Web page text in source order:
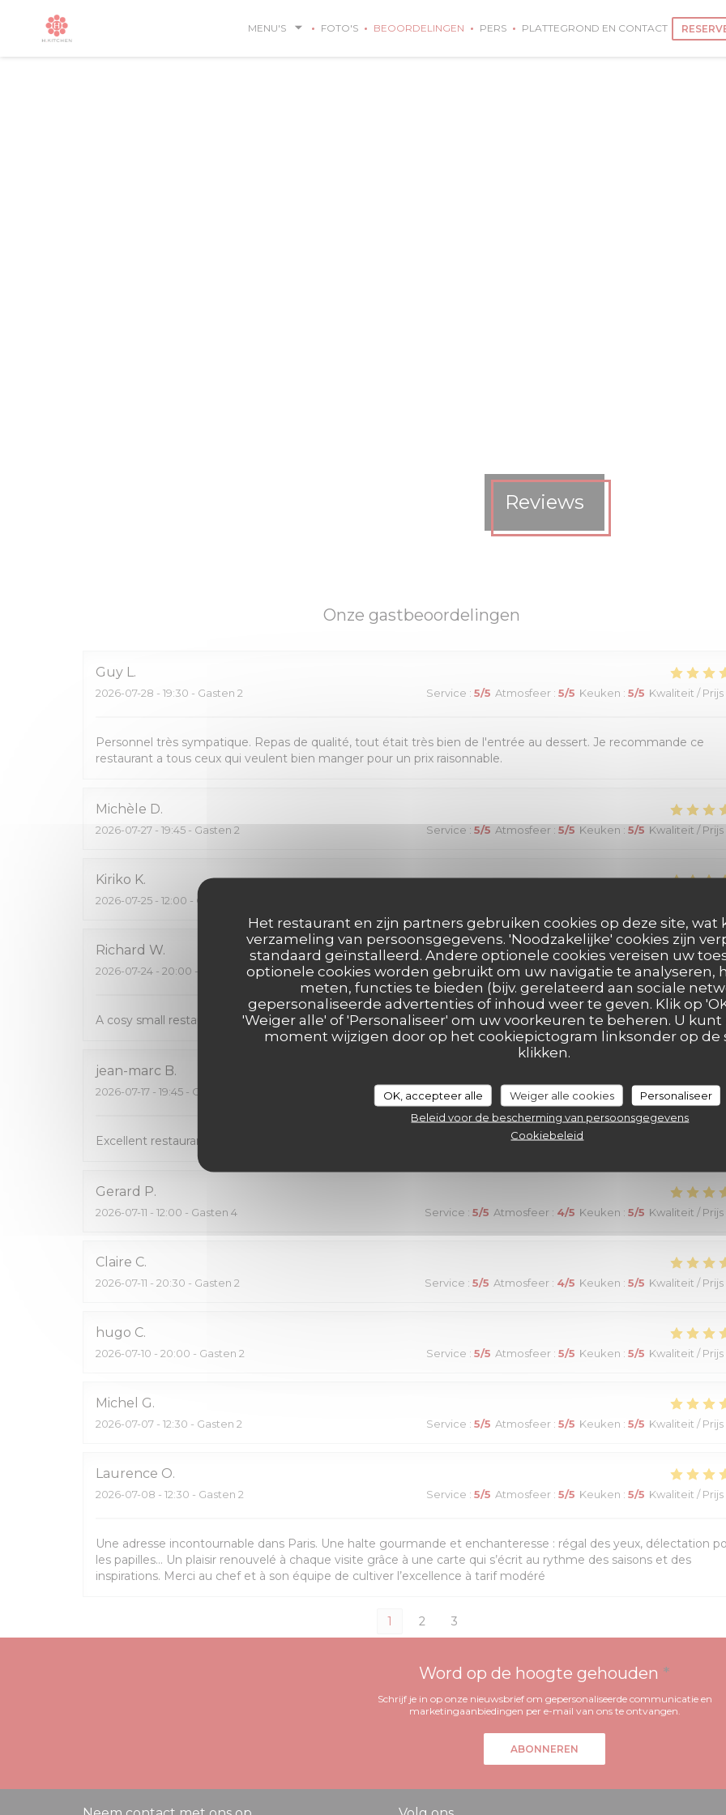
Het restaurant en zijn partners gebruiken cookies op deze site, wat
verzameling van persoonsgegevens. 'Noodzakelijke' cookies zijn
standaard geïnstalleerd. Andere optionele cookies vereisen uw
optionele cookies worden gebruikt om uw navigatie te analyseren,
meten, functies te bieden (bijv. gerelateerd aan sociale
gepersonaliseerde advertenties of inhoud weer te geven. Klik op
'Weiger alle' of 'Personaliseer' om uw voorkeuren te beheren. U
moment wijzigen door op het cookiepictogram linksonder op de
klikken.
OK, accepteer alle Weiger alle cookies
Personaliseer
Beleid voor de bescherming van persoonsgegevens
Cookiebeleid
MENU'S FOTO'S BEOORDELINGEN PERS PLATTEGROND EN CONTACT
Reviews
Onze gastbeoordelingen
Guy L
2026-07-28 - 19:30 - Gasten 2 Service : 5/5 Atmosfeer : 5/5 Keuken : 5/5 Kwaliteit / Prijs
Personnel très sympatique. Repas de qualité, tout était très bien de l'entrée au dessert. Je recommande ce
restaurant a tous ceux qui veulent bien manger pour un prix raisonnable.
Michèle D
2026-07-27 - 19:45 - Gasten 2 Service : 5/5 Atmosfeer : 5/5 Keuken : 5/5 Kwaliteit / Prijs
Kiriko K
2026-07-25 - 12:00 - Gasten 2
Richard W
2026-07-24 - 20:00 - Gasten 2 Service: 5 /5 Atmosfeer :4/5 Keuken:5 /5 Kwaliteit / Prijs:
A cosy small restaurant and dedicated services and superb food!
jean-marc B
2026-07-17 - 19:45 - Gasten 5 Service: 4/5 Atmosfeer: 4/5 Keuken 4 /5 Kwaliteit / Prijs
Excellent restaurant
Gerard P
2026-07-11 - 12:00 - Gasten 4 Service : 5/5 Atmosfeer : 4/5 Keuken : 5/5 Kwaliteit / Prijs
Claire C
2026-07-11 - 20:30 - Gasten 2 Service : 5/5 Atmosfeer : 4/5 Keuken : 5/5 Kwaliteit / Prijs
hugo C
2026-07-10 - 20:00 - Gasten 2 Service : 5/5 Atmosfeer : 5/5 Keuken : 5/5 Kwaliteit / Prijs
Michel G
2026-07-07 - 12:30 - Gasten 2 Service : 5/5 Atmosfeer : 5/5 Keuken : 5/5 Kwaliteit / Prijs
Laurence O
2026-07-08 - 12:30 - Gasten 2 Service : 5/5 Atmosfeer : 5/5 Keuken : 5/5 Kwaliteit / Prijs
Une adresse incontournable dans Paris. Une halte gourmande et enchanteresse : régal des yeux, délectation
les papilles… Un plaisir renouvelé à chaque visite grâce à une carte qui s’écrit au rythme des saisons et des
inspirations. Merci au chef et à son équipe de cultiver l’excellence à tarif modéré
1 2 3
Word op de hoogte gehouden *
Schrijf je in op onze nieuwsbrief om gepersonaliseerde communicatie en
marketingaanbiedingen per e-mail van ons te ontvangen.
ABONNEREN